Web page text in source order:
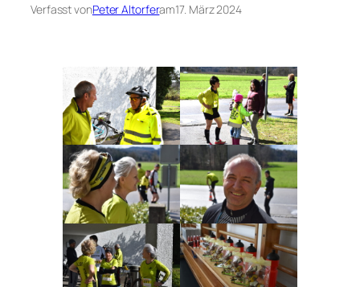
Verfasst vonPeter Altorferam17. März 2024